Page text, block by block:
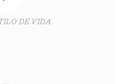
DE VIDA